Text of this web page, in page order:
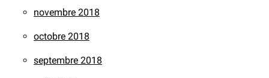
novembre 2018
octobre 2018
septembre 2018